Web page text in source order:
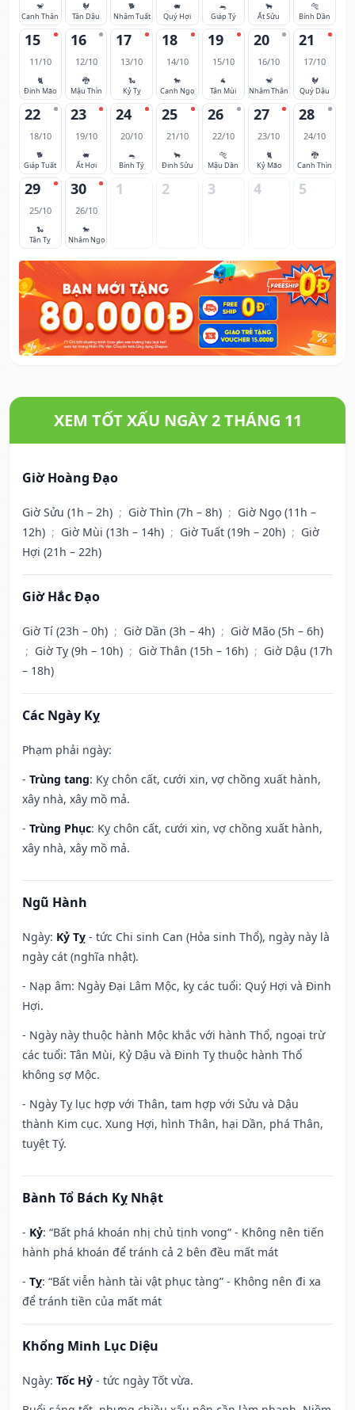
🐒
Canh Thân
🐓
Tân Dậu
🐕
Nhâm Tuất
🐖
Quý Hợi
🐀
Giáp Tý
🐂
Ất Sửu
🐅
Bính Dần
15
11/10
🐈
Đinh Mão
16
12/10
🐉
Mậu Thìn
17
13/10
🐍
Kỷ Tỵ
18
14/10
🐎
Canh Ngọ
19
15/10
🐐
Tân Mùi
20
16/10
🐒
Nhâm Thân
21
17/10
🐓
Quý Dậu
22
18/10
🐕
Giáp Tuất
23
19/10
🐖
Ất Hợi
24
20/10
🐀
Bính Tý
25
21/10
🐂
Đinh Sửu
26
22/10
🐅
Mậu Dần
27
23/10
🐈
Kỷ Mão
28
24/10
🐉
Canh Thìn
29
25/10
🐍
Tân Tỵ
30
26/10
🐎
Nhâm Ngọ
1 2 3 4 5
XEM TỐT XẤU NGÀY 2 THÁNG 11
Giờ Hoàng Đạo
Giờ Sửu (1h – 2h) ; Giờ Thìn (7h – 8h) ; Giờ Ngọ (11h –
12h) ; Giờ Mùi (13h – 14h) ; Giờ Tuất (19h – 20h) ; Giờ
Hợi (21h – 22h)
Giờ Hắc Đạo
Giờ Tí (23h – 0h) ; Giờ Dần (3h – 4h) ; Giờ Mão (5h – 6h)
; Giờ Tỵ (9h – 10h) ; Giờ Thân (15h – 16h) ; Giờ Dậu (17h
– 18h)
Các Ngày Kỵ
Phạm phải ngày:
- Trùng tang: Kỵ chôn cất, cưới xin, vợ chồng xuất hành,
xây nhà, xây mồ mả.
- Trùng Phục: Kỵ chôn cất, cưới xin, vợ chồng xuất hành,
xây nhà, xây mồ mả.
Ngũ Hành
Ngày: Kỷ Tỵ - tức Chi sinh Can (Hỏa sinh Thổ), ngày này là
ngày cát (nghĩa nhật).
- Nạp âm: Ngày Đại Lâm Mộc, kỵ các tuổi: Quý Hợi và Đinh
Hợi.
- Ngày này thuộc hành Mộc khắc với hành Thổ, ngoại trừ
các tuổi: Tân Mùi, Kỷ Dậu và Đinh Tỵ thuộc hành Thổ
không sợ Mộc.
- Ngày Tỵ lục hợp với Thân, tam hợp với Sửu và Dậu
thành Kim cục. Xung Hợi, hình Thân, hại Dần, phá Thân,
tuyệt Tý.
Bành Tổ Bách Kỵ Nhật
- Kỷ: “Bất phá khoán nhị chủ tịnh vong” - Không nên tiến
hành phá khoán để tránh cả 2 bên đều mất mát
- Tỵ: “Bất viễn hành tài vật phục tàng” - Không nên đi xa
để tránh tiền của mất mát
Khổng Minh Lục Diệu
Ngày: Tốc Hỷ - tức ngày Tốt vừa.